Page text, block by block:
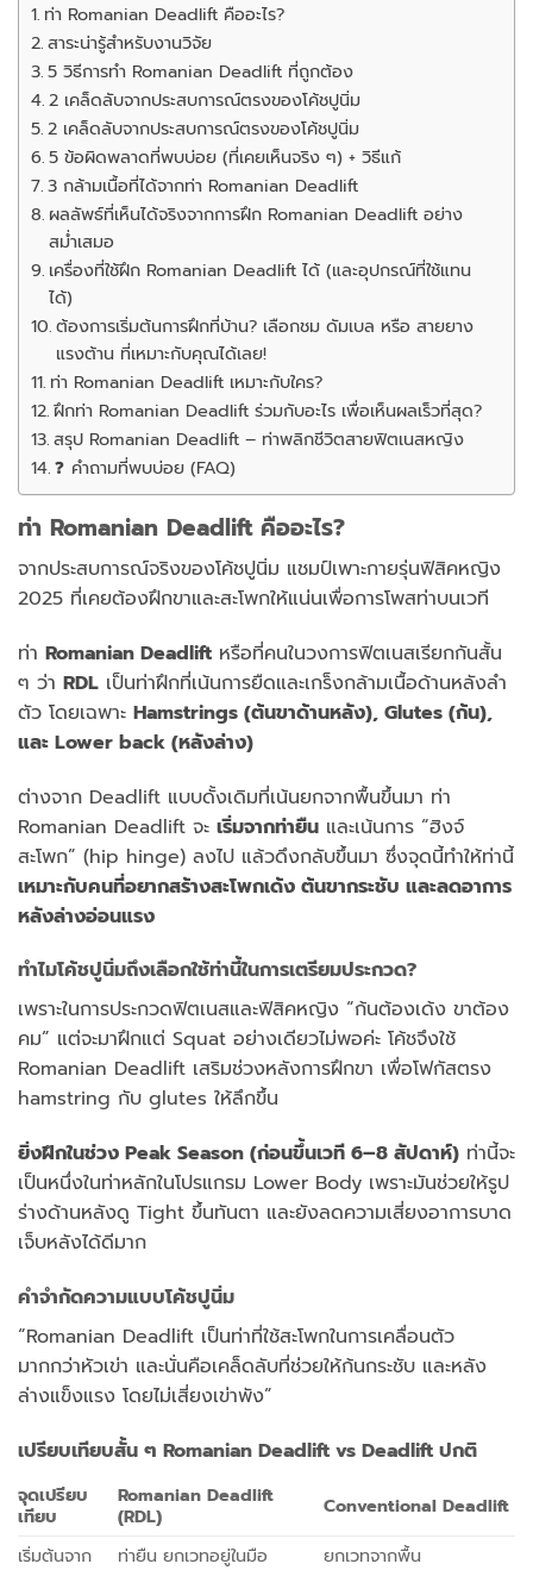
ท่า Romanian Deadlift คืออะไร?
สาระน่ารู้สำหรับงานวิจัย
5 วิธีการทำ Romanian Deadlift ที่ถูกต้อง
2 เคล็ดลับจากประสบการณ์ตรงของโค้ชปูนิ่ม
2 เคล็ดลับจากประสบการณ์ตรงของโค้ชปูนิ่ม
5 ข้อผิดพลาดที่พบบ่อย (ที่เคยเห็นจริง ๆ) + วิธีแก้
3 กล้ามเนื้อที่ได้จากท่า Romanian Deadlift
ผลลัพธ์ที่เห็นได้จริงจากการฝึก Romanian Deadlift อย่าง
สม่ำเสมอ
เครื่องที่ใช้ฝึก Romanian Deadlift ได้ (และอุปกรณ์ที่ใช้แทน
ได้)
ต้องการเริ่มต้นการฝึกที่บ้าน? เลือกชม ดัมเบล หรือ สายยาง
แรงต้าน ที่เหมาะกับคุณได้เลย!
ท่า Romanian Deadlift เหมาะกับใคร?
ฝึกท่า Romanian Deadlift ร่วมกับอะไร เพื่อเห็นผลเร็วที่สุด?
สรุป Romanian Deadlift – ท่าพลิกชีวิตสายฟิตเนสหญิง
❓ คำถามที่พบบ่อย (FAQ)
ท่า Romanian Deadlift คืออะไร?
จากประสบการณ์จริงของโค้ชปูนิ่ม แชมป์เพาะกายรุ่นฟิสิคหญิง
2025 ที่เคยต้องฝึกขาและสะโพกให้แน่นเพื่อการโพสท่าบนเวที
ท่า Romanian Deadlift หรือที่คนในวงการฟิตเนสเรียกกันสั้น
ๆ ว่า RDL เป็นท่าฝึกที่เน้นการยืดและเกร็งกล้ามเนื้อด้านหลังลำ
ตัว โดยเฉพาะ Hamstrings (ต้นขาด้านหลัง), Glutes (ก้น),
และ Lower back (หลังล่าง)
ต่างจาก Deadlift แบบดั้งเดิมที่เน้นยกจากพื้นขึ้นมา ท่า
Romanian Deadlift จะ เริ่มจากท่ายืน และเน้นการ “ฮิงจ์
สะโพก” (hip hinge) ลงไป แล้วดึงกลับขึ้นมา ซึ่งจุดนี้ทำให้ท่านี้
เหมาะกับคนที่อยากสร้างสะโพกเด้ง ต้นขากระชับ และลดอาการ
หลังล่างอ่อนแรง
ทำไมโค้ชปูนิ่มถึงเลือกใช้ท่านี้ในการเตรียมประกวด?
เพราะในการประกวดฟิตเนสและฟิสิคหญิง “ก้นต้องเด้ง ขาต้อง
คม” แต่จะมาฝึกแต่ Squat อย่างเดียวไม่พอค่ะ โค้ชจึงใช้
Romanian Deadlift เสริมช่วงหลังการฝึกขา เพื่อโฟกัสตรง
hamstring กับ glutes ให้ลึกขึ้น
ยิ่งฝึกในช่วง Peak Season (ก่อนขึ้นเวที 6–8 สัปดาห์) ท่านี้จะ
เป็นหนึ่งในท่าหลักในโปรแกรม Lower Body เพราะมันช่วยให้รูป
ร่างด้านหลังดู Tight ขึ้นทันตา และยังลดความเสี่ยงอาการบาด
เจ็บหลังได้ดีมาก
คำจำกัดความแบบโค้ชปูนิ่ม
“Romanian Deadlift เป็นท่าที่ใช้สะโพกในการเคลื่อนตัว
มากกว่าหัวเข่า และนั่นคือเคล็ดลับที่ช่วยให้ก้นกระชับ และหลัง
ล่างแข็งแรง โดยไม่เสี่ยงเข่าพัง”
เปรียบเทียบสั้น ๆ Romanian Deadlift vs Deadlift ปกติ
จุดเปรียบ
เทียบ
Romanian Deadlift
(RDL)
Conventional Deadlift
เริ่มต้นจาก
ท่ายืน ยกเวทอยู่ในมือ
ยกเวทจากพื้น